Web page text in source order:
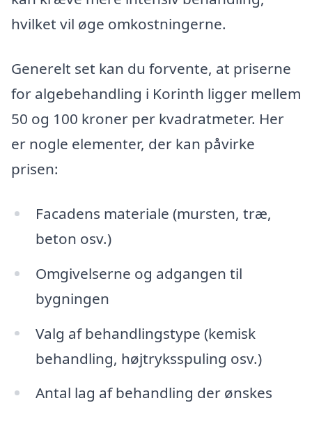
hvilket vil øge omkostningerne.
Generelt set kan du forvente, at priserne
for algebehandling i Korinth ligger mellem
50 og 100 kroner per kvadratmeter. Her
er nogle elementer, der kan påvirke
prisen:
Facadens materiale (mursten, træ,
beton osv.)
Omgivelserne og adgangen til
bygningen
Valg af behandlingstype (kemisk
behandling, højtryksspuling osv.)
Antal lag af behandling der ønskes